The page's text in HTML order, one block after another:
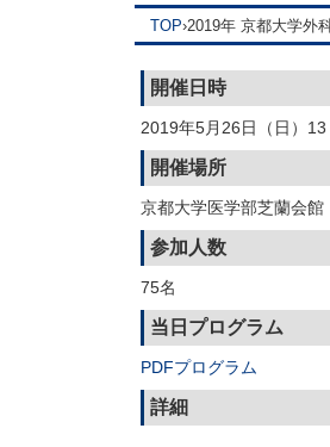
TOP›2019年 京都大学外
開催日時
2019年5月26日（日）13
開催場所
京都大学医学部芝蘭会館
参加人数
75名
当日プログラム
PDFプログラム
詳細